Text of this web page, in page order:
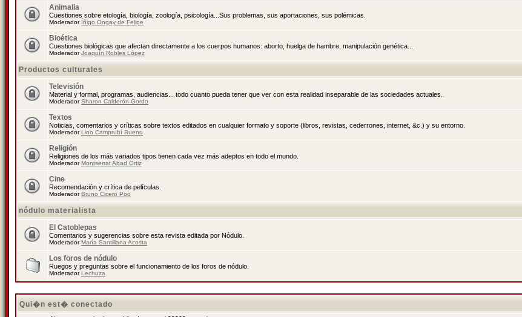
Animalia
Cuestiones sobre etología, biología, zoología, psicología...Sus problemas, sus aportaciones, sus polémicas.
Moderador Íñigo Ongay de Felipe
Bioética
Cuestiones biológicas que afectan directamente a los cuerpos humanos: aborto, huelga de hambre, manipulación genética...
ModeradorJoaquín Robles López
Productos culturales
Televisión
Material y formal, programas, audiencias... todo cuanto pueda tener que ver con esta realidad inseparable de las sociedades actuales.
ModeradorSharon Calderón Gordo
Textos
Noticias, comentarios y críticas sobre textos editados en cualquier formato y soporte (libros, revistas, cederrones, internet, &c.) y su entorno.
ModeradorLino Camprubí Bueno
Religión
Religiones de los más variados tipos tienen cada vez más adeptos en todo el mundo.
ModeradorMontserrat Abad Ortiz
Cine
Recomendación y crítica de películas.
ModeradorBruno Cicero Poo
nódulo materialista
El Catoblepas
Comentarios y sugerencias sobre esta revista editada por Nódulo.
ModeradorMaría Santillana Acosta
Los foros de nódulo
Ruegos y preguntas sobre el funcionamiento de los foros de nódulo.
ModeradorLechuza
Qui�n est� conectado